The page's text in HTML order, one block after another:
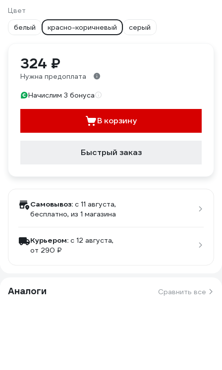
Цвет
белый
красно-коричневый серый
324 ₽
Нужна предоплата
Начислим 3 бонуса
В корзину
Быстрый заказ
Самовывоз: c 11 августа,
бесплатно, из 1 магазина
Курьером: c 12 августа,
от 290 ₽
Аналоги Сравнить все